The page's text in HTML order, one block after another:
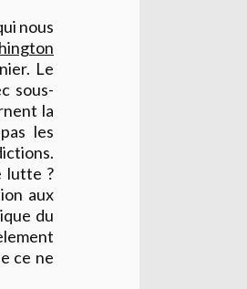
nous
Le
sous-
la
les
lutte ?
aux
du
ce ne